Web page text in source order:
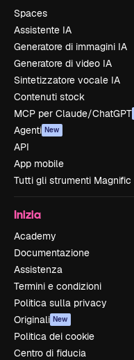
Spaces
Assistente IA
Generatore di immagini IA
Generatore di video IA
Sintetizzatore vocale IA
Contenuti stock
MCP per Claude/ChatGPT
Agenti New
API
App mobile
Tutti gli strumenti Magnific
Inizia
Academy
Documentazione
Assistenza
Termini e condizioni
Politica sulla privacy
Originali New
Politica dei cookie
Centro di fiducia